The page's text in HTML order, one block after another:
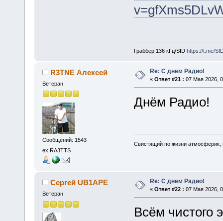
Граббер 136 кГц/SID https://t.me/
R3TNE Алексей
Ветеран
Сообщений: 1543
ex.RA3TTS
Re: С днем Радио!
« Ответ #21 : 07 Мая 2026,
Днём Радио!
Свистящий по жизни
Сергей UB1APE
Ветеран
Re: С днем Радио!
« Ответ #22 : 07 Мая 2026,
Всём чистого